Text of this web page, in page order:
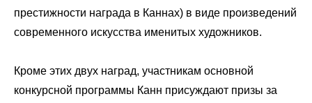
престижности награда в Каннах) в виде произведений
современного искусства именитых художников.
Кроме этих двух наград, участникам основной
конкурсной программы Канн присуждают призы за